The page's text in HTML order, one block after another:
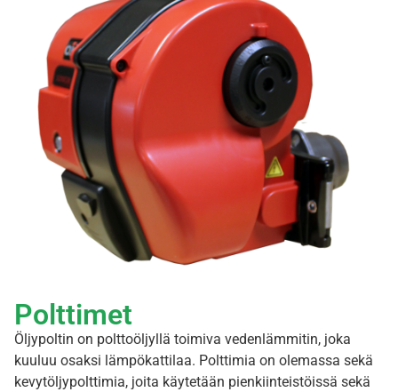
Polttimet
Öljypoltin on polttoöljyllä toimiva vedenlämmitin, joka
kuuluu osaksi lämpökattilaa. Polttimia on olemassa sekä
kevytöljypolttimia, joita käytetään pienkiinteistöissä sekä